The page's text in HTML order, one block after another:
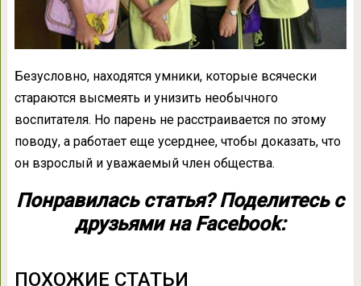
Безусловно, находятся умники, которые всячески
стараются высмеять и унизить необычного
воспитателя. Но парень не расстраивается по этому
поводу, а работает еще усерднее, чтобы доказать, что
он взрослый и уважаемый член общества.
Понравилась статья? Поделитесь с
друзьями на Facebook:
ПОХОЖИЕ СТАТЬИ